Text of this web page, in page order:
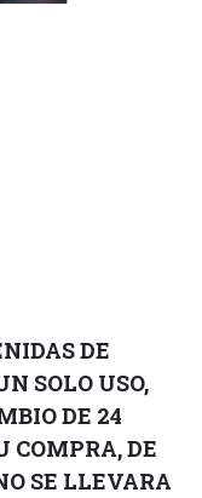
DE
SOLO USO,
DE 24
COMPRA, DE
SE LLEVARA